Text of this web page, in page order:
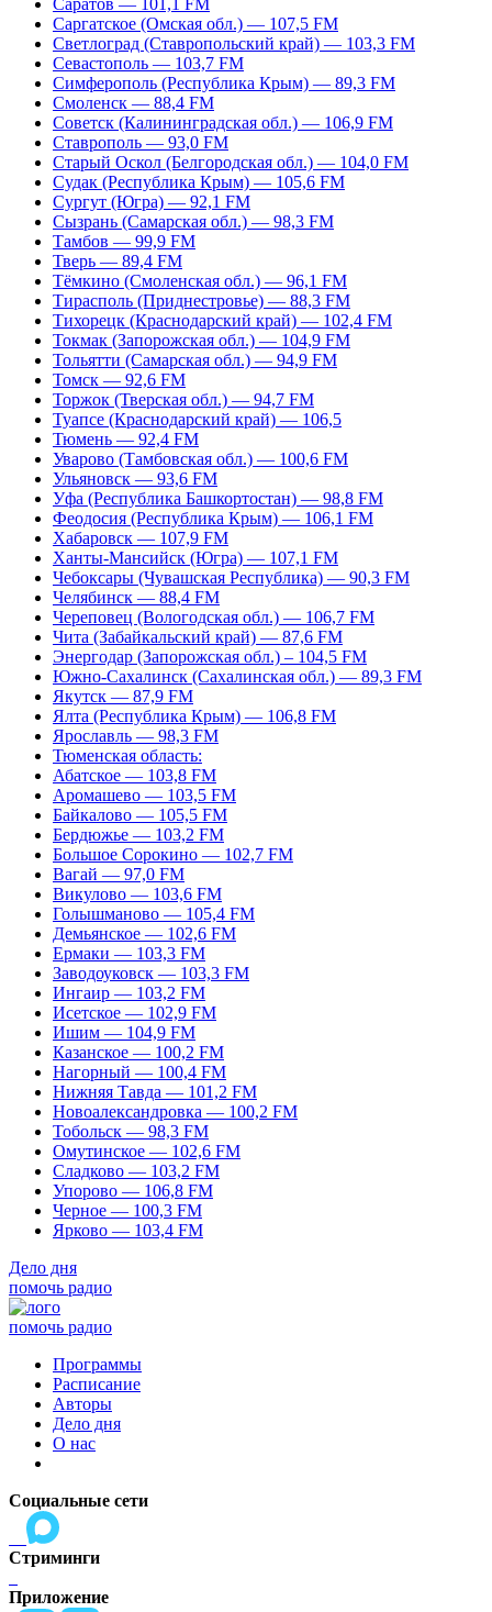
Саратов — 101,1 FM
Саргатское (Омская обл.) — 107,5 FM
Светлоград (Ставропольский край) — 103,3 FM
Севастополь — 103,7 FM
Симферополь (Республика Крым) — 89,3 FM
Смоленск — 88,4 FM
Советск (Калининградская обл.) — 106,9 FM
Ставрополь — 93,0 FM
Старый Оскол (Белгородская обл.) — 104,0 FM
Судак (Республика Крым) — 105,6 FM
Сургут (Югра) — 92,1 FM
Сызрань (Самарская обл.) — 98,3 FM
Тамбов — 99,9 FM
Тверь — 89,4 FM
Тёмкино (Смоленская обл.) — 96,1 FM
Тирасполь (Приднестровье) — 88,3 FM
Тихорецк (Краснодарский край) — 102,4 FM
Токмак (Запорожская обл.) — 104,9 FM
Тольятти (Самарская обл.) — 94,9 FM
Томск — 92,6 FM
Торжок (Тверская обл.) — 94,7 FM
Туапсе (Краснодарский край) — 106,5
Тюмень — 92,4 FM
Уварово (Тамбовская обл.) — 100,6 FM
Ульяновск — 93,6 FM
Уфа (Республика Башкортостан) — 98,8 FM
Феодосия (Республика Крым) — 106,1 FM
Хабаровск — 107,9 FM
Ханты-Мансийск (Югра) — 107,1 FM
Чебоксары (Чувашская Республика) — 90,3 FM
Челябинск — 88,4 FM
Череповец (Вологодская обл.) — 106,7 FM
Чита (Забайкальский край) — 87,6 FM
Энергодар (Запорожская обл.) – 104,5 FM
Южно-Сахалинск (Сахалинская обл.) — 89,3 FM
Якутск — 87,9 FM
Ялта (Республика Крым) — 106,8 FM
Ярославль — 98,3 FM
Тюменская область:
Абатское — 103,8 FM
Аромашево — 103,5 FM
Байкалово — 105,5 FM
Бердюжье — 103,2 FM
Большое Сорокино — 102,7 FM
Вагай — 97,0 FM
Викулово — 103,6 FM
Голышманово — 105,4 FM
Демьянское — 102,6 FM
Ермаки — 103,3 FM
Заводоуковск — 103,3 FM
Ингаир — 103,2 FM
Исетское — 102,9 FM
Ишим — 104,9 FM
Казанское — 100,2 FM
Нагорный — 100,4 FM
Нижняя Тавда — 101,2 FM
Новоалександровка — 100,2 FM
Тобольск — 98,3 FM
Омутинское — 102,6 FM
Сладково — 103,2 FM
Упорово — 106,8 FM
Черное — 100,3 FM
Ярково — 103,4 FM
Дело дня
помочь радио
помочь радио
Программы
Расписание
Авторы
Дело дня
О нас
Социальные сети
Стриминги
Приложение